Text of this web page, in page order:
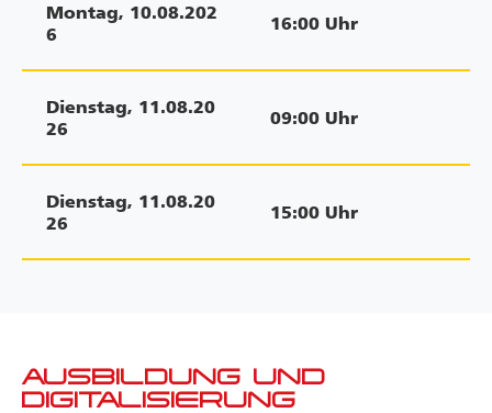
Montag, 10.08.202
6
16:00 Uhr
Dienstag, 11.08.20
26
09:00 Uhr
Dienstag, 11.08.20
26
15:00 Uhr
AUSBILDUNG UND
DIGITALISIERUNG